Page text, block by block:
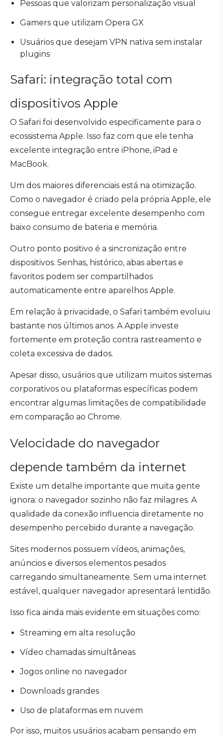
Pessoas que valorizam personalização visual
Gamers que utilizam Opera GX
Usuários que desejam VPN nativa sem instalar
plugins
Safari: integração total com
dispositivos Apple
O Safari foi desenvolvido especificamente para o
ecossistema Apple. Isso faz com que ele tenha
excelente integração entre iPhone, iPad e
MacBook.
Um dos maiores diferenciais está na otimização.
Como o navegador é criado pela própria Apple, ele
consegue entregar excelente desempenho com
baixo consumo de bateria e memória.
Outro ponto positivo é a sincronização entre
dispositivos. Senhas, histórico, abas abertas e
favoritos podem ser compartilhados
automaticamente entre aparelhos Apple.
Em relação à privacidade, o Safari também evoluiu
bastante nos últimos anos. A Apple investe
fortemente em proteção contra rastreamento e
coleta excessiva de dados.
Apesar disso, usuários que utilizam muitos sistemas
corporativos ou plataformas específicas podem
encontrar algumas limitações de compatibilidade
em comparação ao Chrome.
Velocidade do navegador
depende também da internet
Existe um detalhe importante que muita gente
ignora: o navegador sozinho não faz milagres. A
qualidade da conexão influencia diretamente no
desempenho percebido durante a navegação.
Sites modernos possuem vídeos, animações,
anúncios e diversos elementos pesados
carregando simultaneamente. Sem uma internet
estável, qualquer navegador apresentará lentidão.
Isso fica ainda mais evidente em situações como:
Streaming em alta resolução
Vídeo chamadas simultâneas
Jogos online no navegador
Downloads grandes
Uso de plataformas em nuvem
Por isso, muitos usuários acabam pensando em